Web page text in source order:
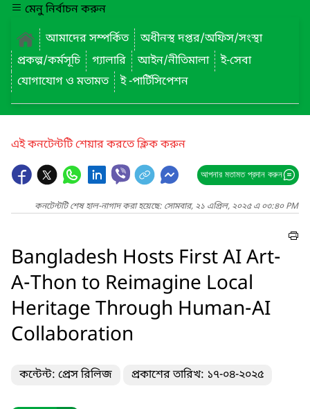
মেনু নির্বাচন করুন
আমাদের সম্পর্কিত
অধীনস্থ দপ্তর/অফিস/সংস্থা
প্রকল্প/কর্মসূচি
গ্যালারি আইন/নীতিমালা
ই-সেবা
যোগাযোগ ও মতামত
ই -পার্টিসিপেশন
এই কনটেন্টটি শেয়ার করতে ক্লিক করুন
আপনার মতামত প্রদান করুন
কনটেন্টটি শেষ হাল-নাগাদ করা হয়েছে: সোমবার, ২১ এপ্রিল, ২০২৫ এ ০৩:৪০ PM
Bangladesh Hosts First AI Art-
A-Thon to Reimagine Local
Heritage Through Human-AI
Collaboration
কন্টেন্ট: প্রেস রিলিজ প্রকাশের তারিখ: ১৭-০৪-২০২৫